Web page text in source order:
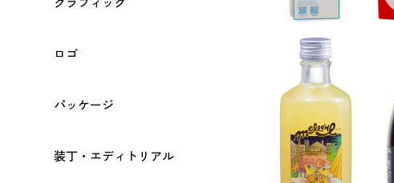
ロゴ
パッケージ
装丁・エディトリアル